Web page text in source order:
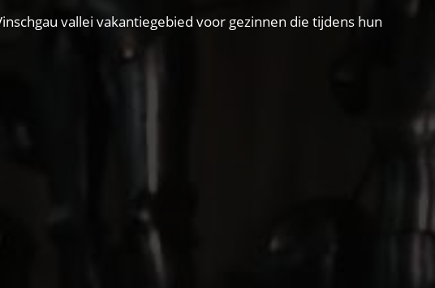
vallei vakantiegebied voor gezinnen die tijdens hun